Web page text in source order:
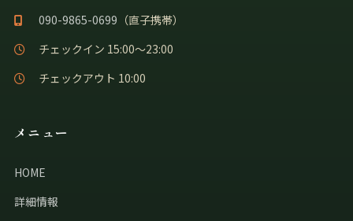
090-9865-0699 （直子携帯）
チェックイン 15:00〜23:00
チェックアウト 10:00
メニュー
HOME
詳細情報